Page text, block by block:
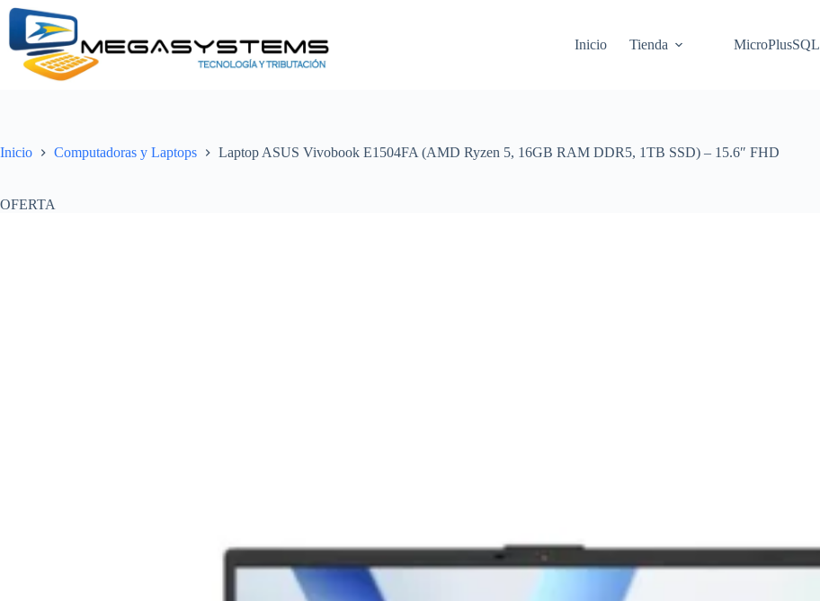
Saltar
contenido
Inicio Tienda MicroPlusSQL
Inicio Computadoras y Laptops Laptop ASUS Vivobook E1504FA (AMD Ryzen 5, 16GB RAM DDR5, 1TB SSD) – 15.6″ FHD
OFERTA